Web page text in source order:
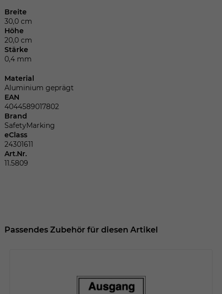
Breite
30,0 cm
Höhe
20,0 cm
Stärke
0,4 mm
Material
Aluminium geprägt
EAN
4044589017802
Brand
SafetyMarking
eClass
24301611
Art.Nr.
11.5809
Passendes Zubehör für diesen Artikel
Name
Anbieter
Laufzeit
Zweck
Einstellungen. Unter anderem eine
Name
Wir installiert sobald sich der Nutzer an